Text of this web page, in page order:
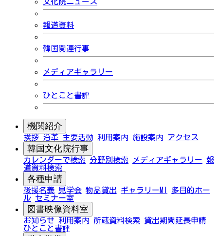
報道資料
韓国関連行事
メディアギャラリー
ひとこと書評
機関紹介
挨拶 沿革 主要活動 利用案内 施設案内 アクセス
韓国文化院行事
カレンダーで検索 分野別検索 メディアギャラリー 報
道資料検索
各種申請
後援名義 見学会 物品貸出 ギャラリーMI
多目的ホー
ル セミナー室
図書映像資料室
お知らせ 利用案内 所蔵資料検索
貸出期間延長申請
ひとこと書評